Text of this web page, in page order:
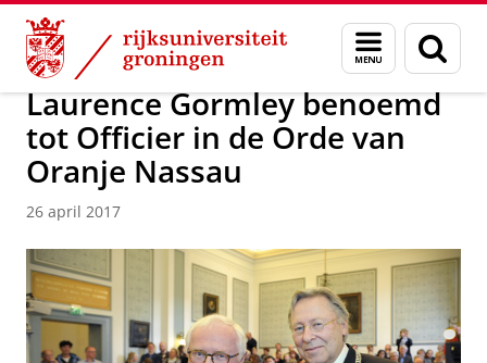
Skip
Content
Skip
Navigation
Menu
en
zoeken
Over ons Actueel Nieuws Nieuwsberichten
Laurence Gormley benoemd
tot Officier in de Orde van
Oranje Nassau
26 april 2017